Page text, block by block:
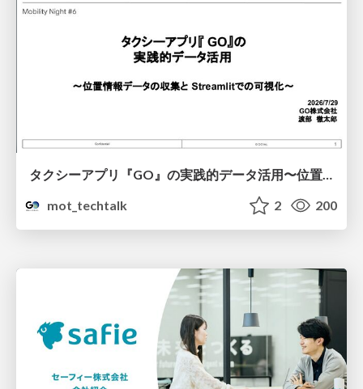
タクシーアプリ『GO』の実践的データ活用〜位置情報データの収集とStreamlitでの可視化〜
mot_techtalk
2 200